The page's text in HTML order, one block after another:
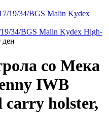
19/34/BGS Malin Kydex High-
ден
со Мека
IWB
carry holster,